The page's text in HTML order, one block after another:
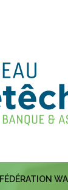
FÉDÉRATION